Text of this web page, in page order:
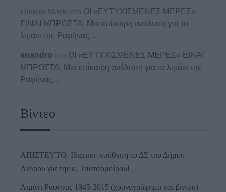
Omiros Maris στο ΟΙ «ΕΥΤΥΧΙΣΜΕΝΕΣ ΜΕΡΕΣ»
ΕΙΝΑΙ ΜΠΡΟΣΤΑ: Μια επίκαιρη ανάλυση για το
λιμάνι της Ραφήνας…
enandro στο ΟΙ «ΕΥΤΥΧΙΣΜΕΝΕΣ ΜΕΡΕΣ» ΕΙΝΑΙ
ΜΠΡΟΣΤΑ: Μια επίκαιρη ανάλυση για το λιμάνι της
Ραφήνας…
Βίντεο
ΑΠΙΣΤΕΥΤΟ: Ιδιωτική υπόθεση το ΔΣ του Δήμου
Άνδρου για την κ. Τσατσομοίρου!
Λιμάνι Ραφήνας 1945-2015 (χρονογράφημα και βίντεο)